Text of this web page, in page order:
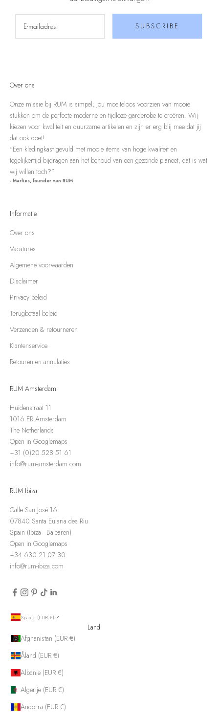
SUBSCRIBE
Over ons
Onze missie bij RUM is simpel; jou moeiteloos voorzien van mooie
stukken om de perfecte moderne en tijdloze garderobe te creëren. Wij
kiezen voor kwaliteit en duurzame artikelen en zijn er erg blij mee dat jij
dat ook doet!
“Een kledingkast gevuld met mooie items van hoge kwaliteit en
tegelijkertijd bijdragen aan het behoud van een gezonde planeet, dat is wat
wij willen toch?”
- Marlies, founder van RUM
Informatie
Over ons
Vacatures
Algemene voorwaarden
Disclaimer
Privacy beleid
Terugbetaal beleid
Verzenden & retourneren
Klantenservice
Retouren en annulaties
RUM Amsterdam
Huidenstraat 11
1016 ER Amsterdam
The Netherlands
Open in Googlemaps
+31 (0)20 528 51 61
info@rum-amsterdam.com
RUM Ibiza
Calle San José 16
07840 Santa Eularia des Riu
Spain (Ibiza - Balearen)
Open in Googlemaps
+34 630 21 07 30
info@rum-ibiza.com
Spanje (EUR €)
Land
Afghanistan (EUR €)
Åland (EUR €)
Albanië (EUR €)
Algerije (EUR €)
Andorra (EUR €)